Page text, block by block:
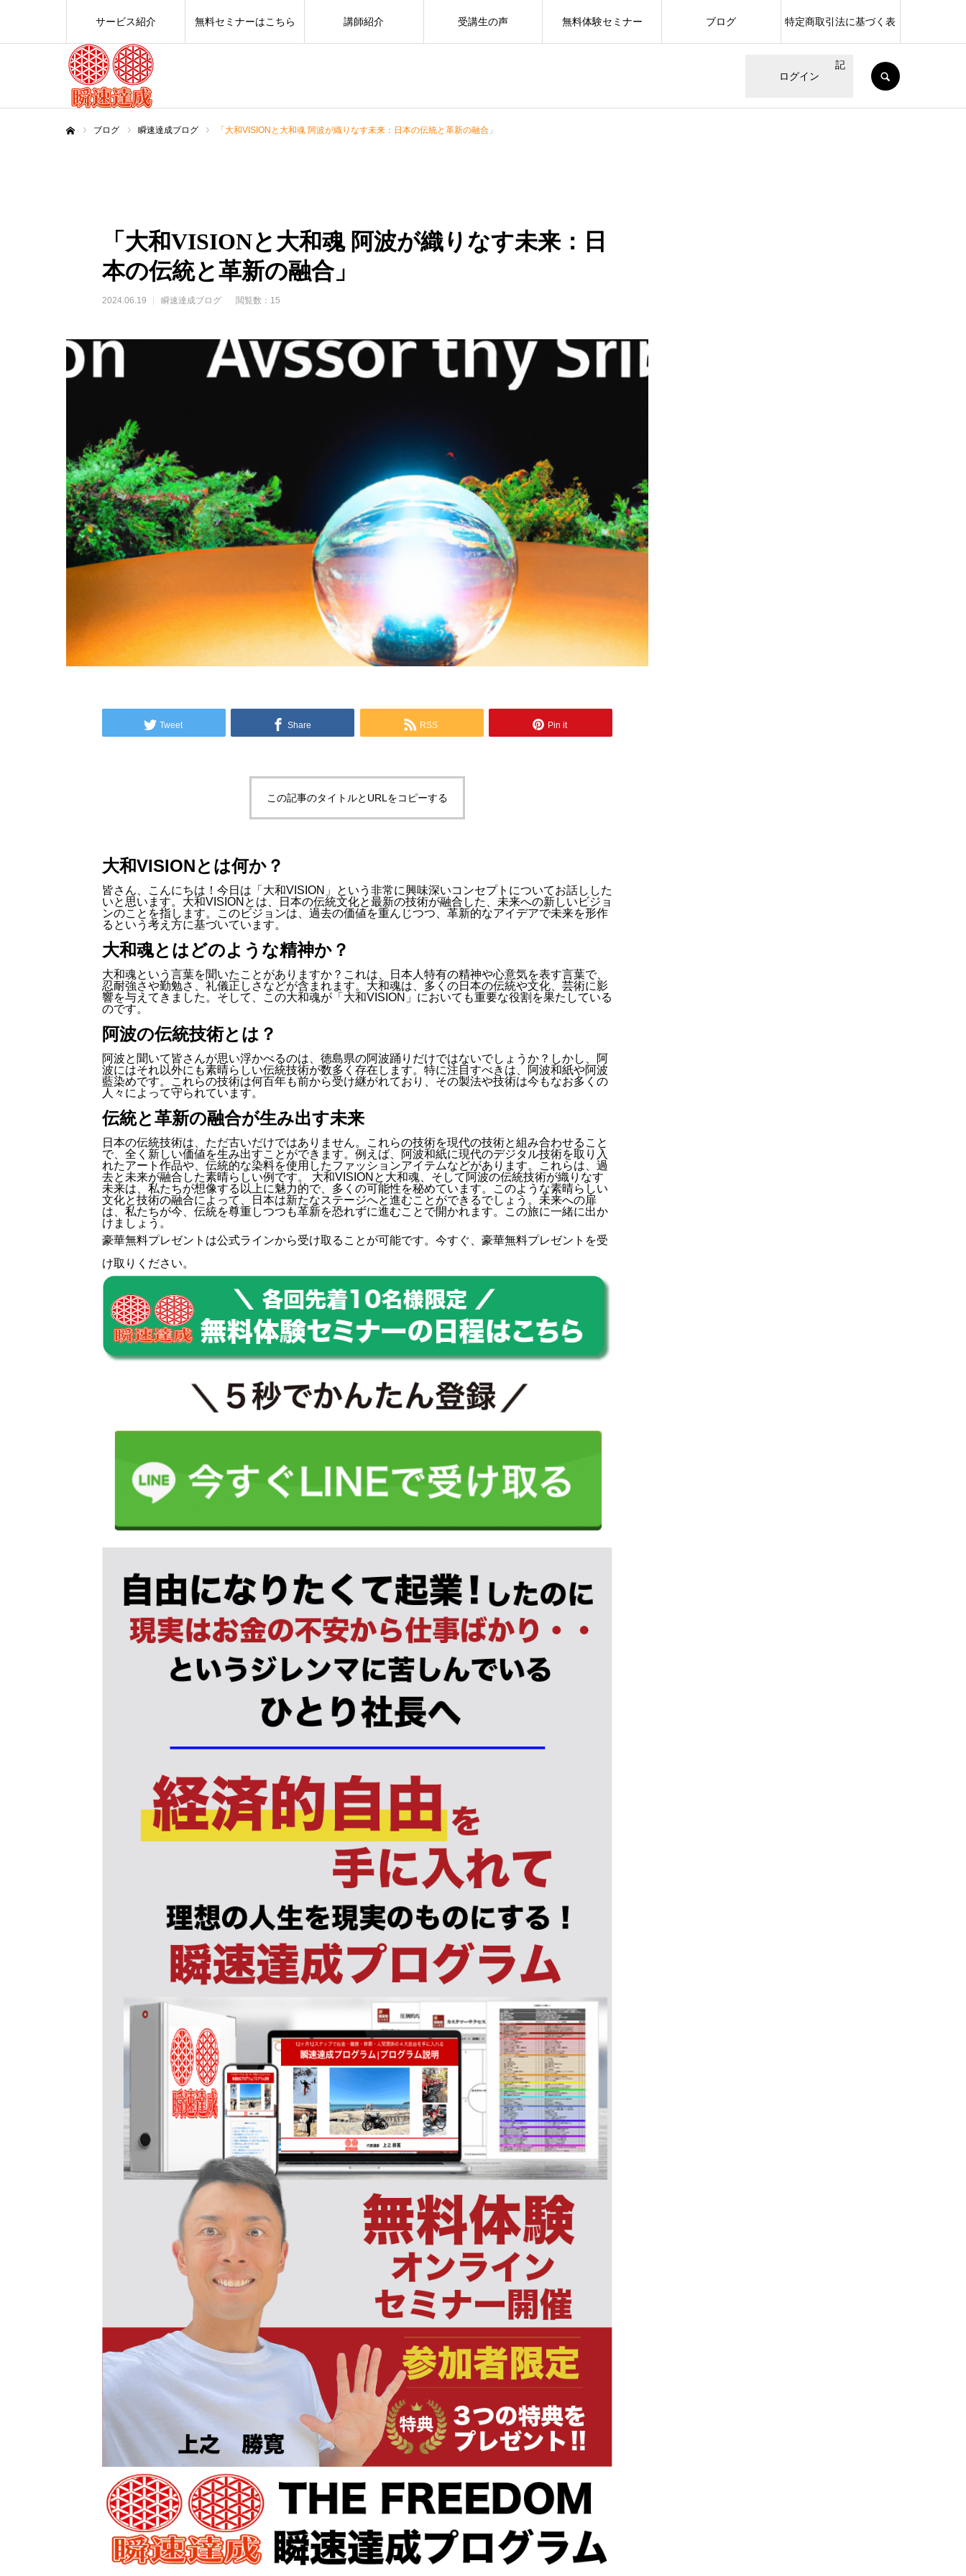
ログイン
サービス紹介 無料セミナーはこちら 講師紹介 受講生の声 無料体験セミナー ブログ 特定商取引法に基づく表
記
ブログ 瞬速達成ブログ 「大和VISIONと大和魂 阿波が織りなす未来：日本の伝統と革新の融合」
「大和VISIONと大和魂 阿波が織りなす未来：日
本の伝統と革新の融合」
2024.06.19 瞬速達成ブログ 閲覧数：15
Tweet Share RSS Pin it
この記事のタイトルとURLをコピーする
大和VISIONとは何か？
皆さん、こんにちは！今日は「大和VISION」という非常に興味深いコンセプトについてお話しした
いと思います。大和VISIONとは、日本の伝統文化と最新の技術が融合した、未来への新しいビジョ
ンのことを指します。このビジョンは、過去の価値を重んじつつ、革新的なアイデアで未来を形作
るという考え方に基づいています。
大和魂とはどのような精神か？
大和魂という言葉を聞いたことがありますか？これは、日本人特有の精神や心意気を表す言葉で、
忍耐強さや勤勉さ、礼儀正しさなどが含まれます。大和魂は、多くの日本の伝統や文化、芸術に影
響を与えてきました。そして、この大和魂が「大和VISION」においても重要な役割を果たしている
のです。
阿波の伝統技術とは？
阿波と聞いて皆さんが思い浮かべるのは、徳島県の阿波踊りだけではないでしょうか？しかし、阿
波にはそれ以外にも素晴らしい伝統技術が数多く存在します。特に注目すべきは、阿波和紙や阿波
藍染めです。これらの技術は何百年も前から受け継がれており、その製法や技術は今もなお多くの
人々によって守られています。
伝統と革新の融合が生み出す未来
日本の伝統技術は、ただ古いだけではありません。これらの技術を現代の技術と組み合わせること
で、全く新しい価値を生み出すことができます。例えば、阿波和紙に現代のデジタル技術を取り入
れたアート作品や、伝統的な染料を使用したファッションアイテムなどがあります。これらは、過
去と未来が融合した素晴らしい例です。 大和VISIONと大和魂、そして阿波の伝統技術が織りなす
未来は、私たちが想像する以上に魅力的で、多くの可能性を秘めています。このような素晴らしい
文化と技術の融合によって、日本は新たなステージへと進むことができるでしょう。未来への扉
は、私たちが今、伝統を尊重しつつも革新を恐れずに進むことで開かれます。この旅に一緒に出か
けましょう。
豪華無料プレゼントは公式ラインから受け取ることが可能です。今すぐ、豪華無料プレゼントを受
け取りください。